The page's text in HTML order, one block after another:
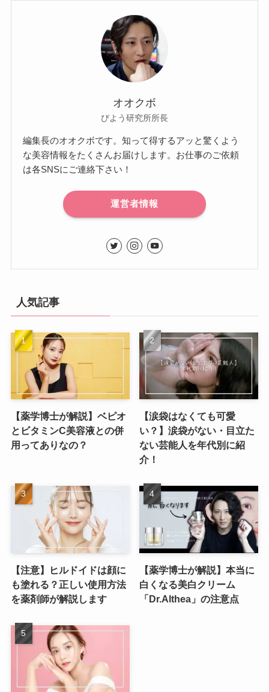
オオクボ
びよう研究所所長
編集長のオオクボです。知って得するアッと驚くよう
な美容情報をたくさんお届けします。お仕事のご依頼
は各SNSにご連絡下さい！
運営者情報
人気記事
【薬学博士が解説】ベピオ
とビタミンC美容液との併
用ってありなの？
【涙袋はなくても可愛
い？】涙袋がない・目立た
ない芸能人を年代別に紹
介！
【注意】ヒルドイドは顔に
も塗れる？正しい使用方法
を薬剤師が解説します
【薬学博士が解説】本当に
白くなる美白クリーム
「Dr.Althea」の注意点